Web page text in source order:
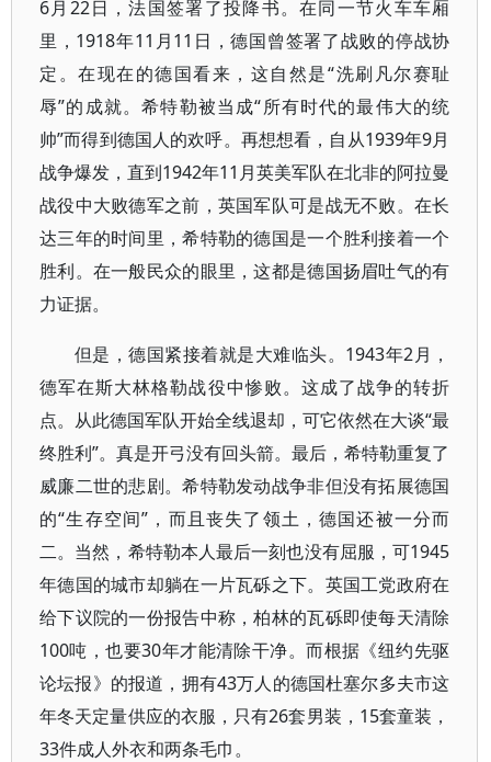
6月22日，法国签署了投降书。在同一节火车车厢
里，1918年11月11日，德国曾签署了战败的停战协
定。在现在的德国看来，这自然是“洗刷凡尔赛耻
辱”的成就。希特勒被当成“所有时代的最伟大的统
帅”而得到德国人的欢呼。再想想看，自从1939年9月
战争爆发，直到1942年11月英美军队在北非的阿拉曼
战役中大败德军之前，英国军队可是战无不败。在长
达三年的时间里，希特勒的德国是一个胜利接着一个
胜利。在一般民众的眼里，这都是德国扬眉吐气的有
力证据。
但是，德国紧接着就是大难临头。1943年2月，
德军在斯大林格勒战役中惨败。这成了战争的转折
点。从此德国军队开始全线退却，可它依然在大谈“最
终胜利”。真是开弓没有回头箭。最后，希特勒重复了
威廉二世的悲剧。希特勒发动战争非但没有拓展德国
的“生存空间”，而且丧失了领土，德国还被一分而
二。当然，希特勒本人最后一刻也没有屈服，可1945
年德国的城市却躺在一片瓦砾之下。英国工党政府在
给下议院的一份报告中称，柏林的瓦砾即使每天清除
100吨，也要30年才能清除干净。而根据《纽约先驱
论坛报》的报道，拥有43万人的德国杜塞尔多夫市这
年冬天定量供应的衣服，只有26套男装，15套童装，
33件成人外衣和两条毛巾。